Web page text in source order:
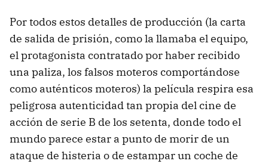
Por todos estos detalles de producción (la carta
de salida de prisión, como la llamaba el equipo,
el protagonista contratado por haber recibido
una paliza, los falsos moteros comportándose
como auténticos moteros) la película respira esa
peligrosa autenticidad tan propia del cine de
acción de serie B de los setenta, donde todo el
mundo parece estar a punto de morir de un
ataque de histeria o de estampar un coche de